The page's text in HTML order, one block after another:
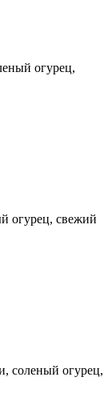
огурец,
огурец, свежий
соленый огурец,